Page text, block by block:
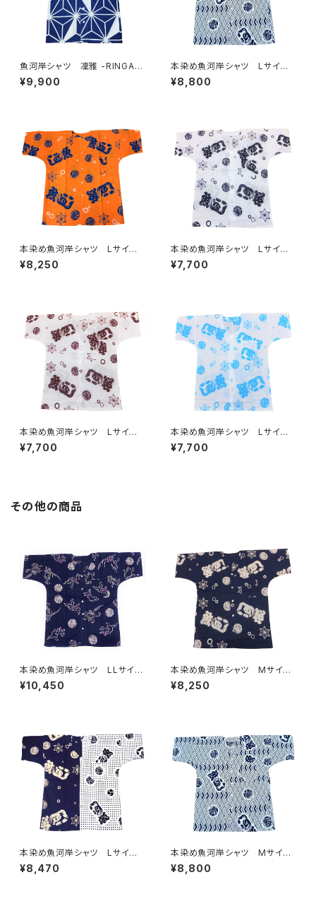
魚河岸シャツ 凜雅 -RINGA-
プレミアムシリーズ① 麻かざぐ
るま Lサイズ 認定証付き
¥9,900
本染め魚河岸シャツ Lサイ
ズ 認定証付き 木綿晒 菱青
海波×伝統魚河岸柄 白×紺
津 浜通り 港町 祭り
¥8,800
本染め魚河岸シャツ Lサイ
ズ 認定証付き 木綿晒 涼麻
柄 オレンジ 日本製 注染そ
¥8,250
本染め魚河岸シャツ Lサイ
ズ 認定証付き 木綿晒 涼麻
柄 白×紺 日本製 注染そ
¥7,700
本染め魚河岸シャツ Lサイ
ズ 認定証付き 木綿晒 涼麻
柄 白×えんじ 日本製 注染
¥7,700
本染め魚河岸シャツ Lサイ
ズ 認定証付き 木綿晒 涼麻
柄 白×水色 日本製 注染そ
¥7,700
その他の商品
本染め魚河岸シャツ LLサイ
ズ 国宝・鳥獣戯画 高山寺公
認 認定証付き 木綿晒 紺×
ツ てぬぐいシャツ 濱いちシャ
ツ 焼津 浜通り 港町
¥10,450
本染め魚河岸シャツ Mサイ
ズ 認定証付き 木綿晒 涼麻
柄 紺×白 日本製 注染そ
¥8,250
本染め魚河岸シャツ Lサイ
ズ 認定証付き 木綿晒 日本
製 涼麻柄×伝統豆絞り柄 紺
¥8,470
本染め魚河岸シャツ Mサイ
ズ 認定証付き 木綿晒 菱青
海波×伝統魚河岸柄 白×紺
¥8,800